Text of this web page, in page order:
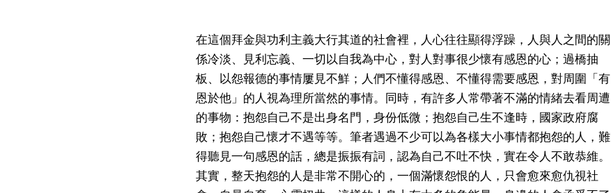
在這個拜金與功利主義大行其道的社會裡，人心往往顯得浮躁，人與人之間的關
係冷淡、見利忘義、一切以自我為中心，對人對事很少懷有感恩的心；過橋抽
板、以怨報德的事情屢見不鮮；人們不懂得感恩、不懂得需要感恩，對周圍「有
恩於他」的人視為理所當然的事情。同時，有許多人常帶著不滿的情緒去看周遭
的事物：抱怨自己不是出身名門，身份低微；抱怨自己生不逢時，國家政府腐
敗；抱怨自己懷才不遇等等。筆者遇過不少可以為各樣大小事情都抱怨的人，難
得聽見一句感恩的話，總是振振有詞，認為自己不吐不快，實在令人不敢恭維。
其實，整天抱怨的人是非常不開心的，一個滿懷怨恨的人，只會愈來愈仇視社